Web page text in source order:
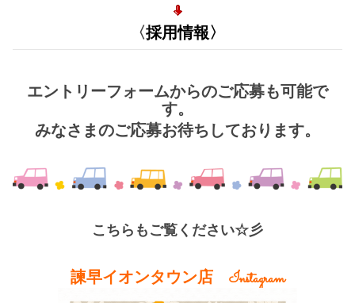
〈採用情報〉
エントリーフォームからのご応募も可能で
す。
みなさまのご応募お待ちしております。
こちらもご覧ください☆彡
諫早イオンタウン店 Instagram